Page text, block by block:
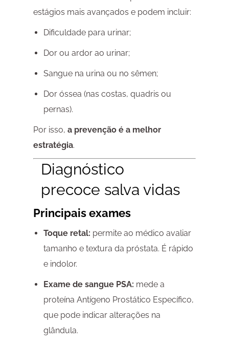
estágios mais avançados e podem incluir:
Dificuldade para urinar;
Dor ou ardor ao urinar;
Sangue na urina ou no sêmen;
Dor óssea (nas costas, quadris ou
pernas).
Por isso, a prevenção é a melhor
estratégia.
Diagnóstico
precoce salva vidas
Principais exames
Toque retal: permite ao médico avaliar
tamanho e textura da próstata. É rápido
e indolor.
Exame de sangue PSA: mede a
proteína Antígeno Prostático Específico,
que pode indicar alterações na
glândula.